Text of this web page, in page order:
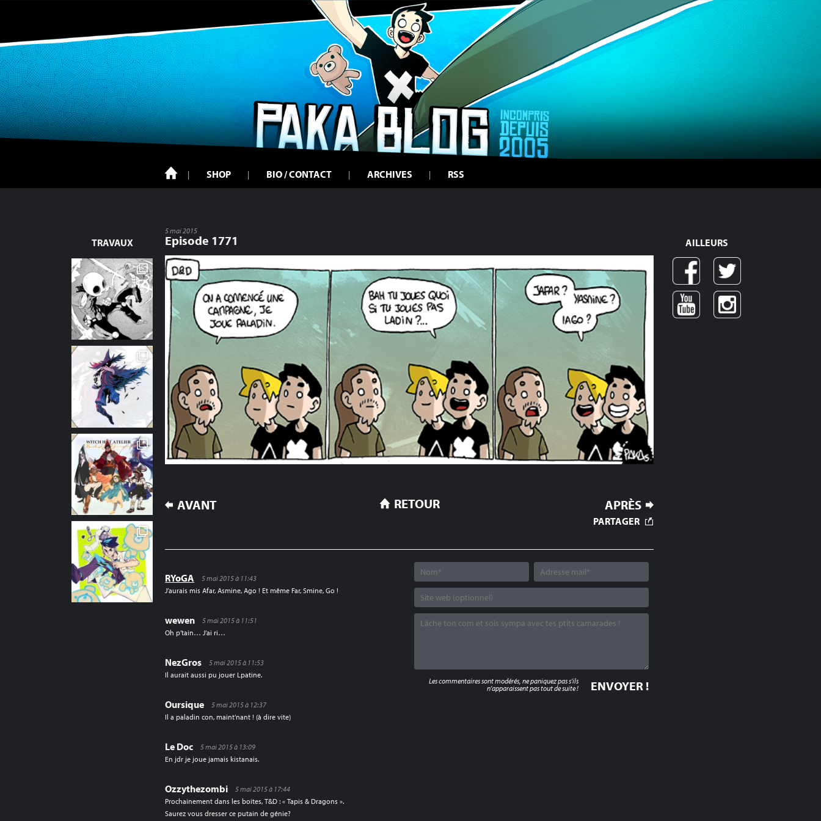
SHOP BIO / CONTACT ARCHIVES RSS
TRAVAUX
5 mai 2015
Episode 1771
NAVIGATION
AVANT APRÈS
RETOUR
PARTAGER
RYoGA
5 mai 2015 à 11:43
J’aurais mis Afar, Asmine, Ago ! Et même Far, Smine, Go !
wewen
5 mai 2015 à 11:51
Oh p’tain… J’ai ri…
NezGros
5 mai 2015 à 11:53
Il aurait aussi pu jouer Lpatine.
Oursique
5 mai 2015 à 12:37
Il a paladin con, maint’nant ! (à dire vite)
Le Doc
5 mai 2015 à 13:09
En jdr je joue jamais kistanais.
Ozzythezombi
5 mai 2015 à 17:44
Prochainement dans les boites, T&D : « Tapis & Dragons ».
Saurez vous dresser ce putain de génie?
Les commentaires sont modérés, ne paniquez pas s'ils
n'apparaissent pas tout de suite !
AILLEURS